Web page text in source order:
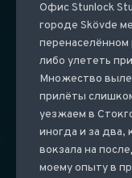
Офис Stunlock
городе Skövde
перенаселённом
либо улететь
Множество
прилёты
уезжаем в
иногда и за два,
вокзала на
моему опыту в